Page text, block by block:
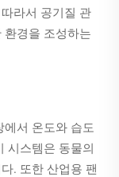
라서 공기질 관
환경을 조성하는
에서 온도와 습도
시스템은 동물의
. 또한 산업용 팬